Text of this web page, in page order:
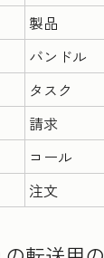
製品
バンドル
タスク
請求
コール
注文